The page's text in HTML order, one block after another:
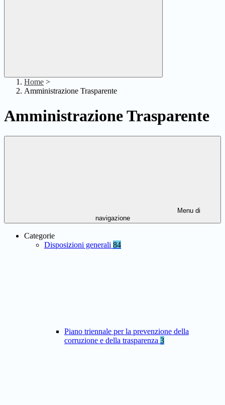
Home >
Amministrazione Trasparente
Amministrazione Trasparente
Menu di
navigazione
Categorie
Disposizioni generali 84
Piano triennale per la prevenzione della
corruzione e della trasparenza 3